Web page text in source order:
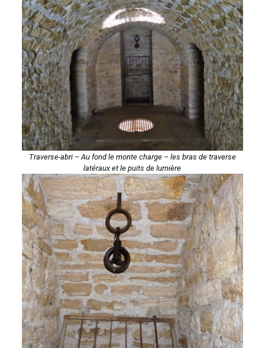
Traverse-abri – Au fond le monte charge – les bras de traverse
latéraux et le puits de lumière